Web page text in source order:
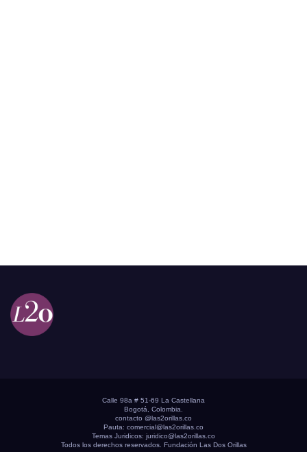
Calle 98a # 51-69 La Castellana
Bogotá, Colombia.
contacto @las2orillas.co
Pauta: comercial@las2orillas.co
Temas Juridicos: juridico@las2orillas.co
Todos los derechos reservados. Fundación Las Dos Orillas